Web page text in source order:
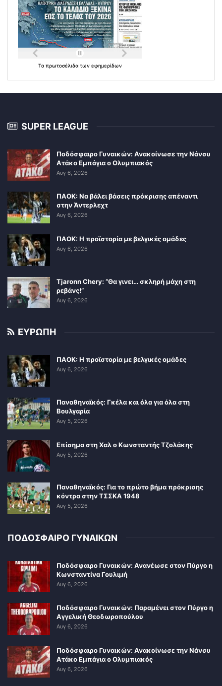
Τα πρωτοσέλιδα των εφημερίδων
SUPER LEAGUE
Ποδόσφαιρο Γυναικών: Ανακοίνωσε την Νάνσυ
Ατάκο Εμπάγια ο Ολυμπιακός
Αυγ 6, 2026
ΠΑΟΚ: Να βάλει βάσεις πρόκρισης απέναντι
στην Άντερλεχτ
Αυγ 6, 2026
ΠΑΟΚ: Η προϊστορία με βελγικές ομάδες
Αυγ 6, 2026
Tjaronn Chery: “Θα γινει… σκληρή μάχη στη
ρεβάνς!”
Αυγ 6, 2026
ΕΥΡΩΠΗ
ΠΑΟΚ: Η προϊστορία με βελγικές ομάδες
Αυγ 6, 2026
Παναθηναϊκός: Γκέλα και όλα για όλα στη
Βουλγαρία
Αυγ 5, 2026
Επίσημα στη Χαλ ο Κωνσταντής Τζολάκης
Αυγ 5, 2026
Παναθηναϊκός: Για το πρώτο βήμα πρόκρισης
κόντρα στην ΤΣΣΚΑ 1948
Αυγ 5, 2026
ΠΟΔΟΣΦΑΙΡΟ ΓΥΝΑΙΚΩΝ
Ποδόσφαιρο Γυναικών: Ανανέωσε στον Πύργο η
Κωνσταντίνα Γουλιμή
Αυγ 6, 2026
Ποδόσφαιρο Γυναικών: Παραμένει στον Πύργο η
Αγγελική Θεοδωροπούλου
Αυγ 6, 2026
Ποδόσφαιρο Γυναικών: Ανακοίνωσε την Νάνσυ
Ατάκο Εμπάγια ο Ολυμπιακός
Αυγ 6, 2026